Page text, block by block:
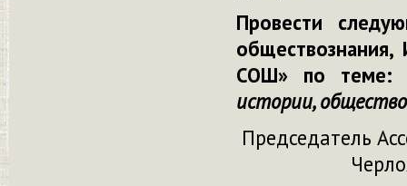
Провести
СОШ» по
истории,